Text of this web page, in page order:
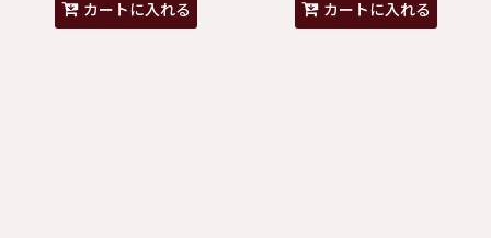
カートに入れる カートに入れる